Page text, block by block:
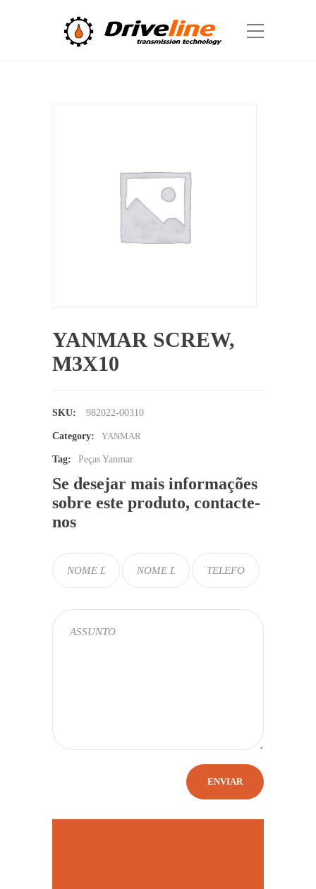
YANMAR SCREW,
M3X10
SKU: 982022-00310
Category: YANMAR
Tag: Peças Yanmar
Se desejar mais informações
sobre este produto, contacte-
nos